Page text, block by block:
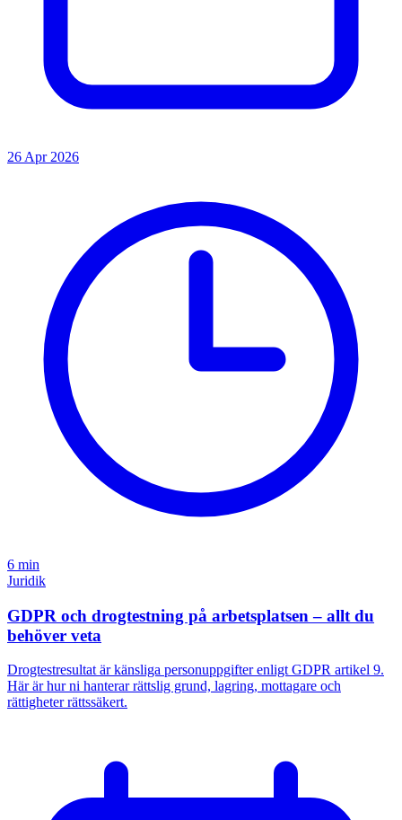
26 Apr 2026
6 min
Juridik
GDPR och drogtestning på arbetsplatsen – allt du
behöver veta
Drogtestresultat är känsliga personuppgifter enligt GDPR artikel 9.
Här är hur ni hanterar rättslig grund, lagring, mottagare och
rättigheter rättssäkert.